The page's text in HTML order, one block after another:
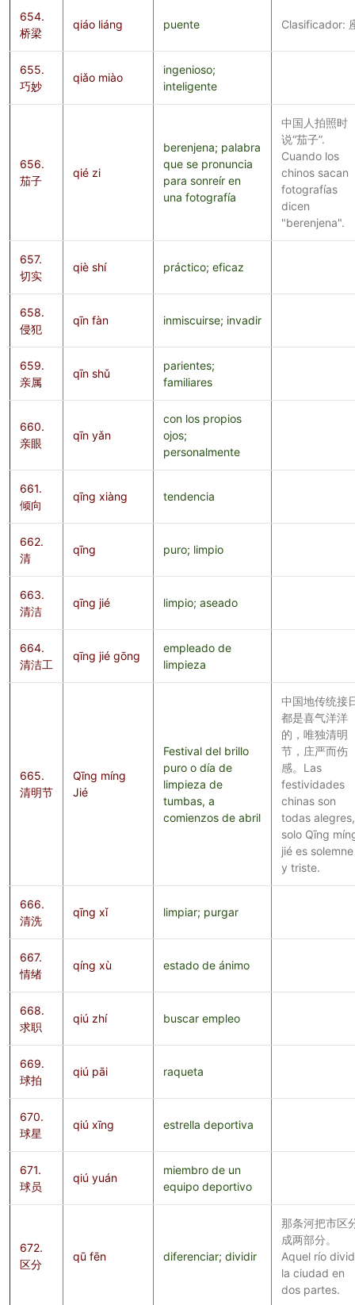
654.
桥梁
qiáo liáng puente Clasificador:
655.
巧妙
qiǎo miào
ingenioso;
inteligente
656.
茄子
qié zi
berenjena; palabra
que se pronuncia
para sonreír en
una fotografía
中国人拍照时
说“茄子”.
Cuando los
chinos sacan
fotografías
dicen
"berenjena".
657.
切实
qiè shí práctico; eficaz
658.
侵犯
qīn fàn inmiscuirse; invadir
659.
亲属
qīn shǔ
parientes;
familiares
660.
亲眼
qīn yǎn
con los propios
ojos;
personalmente
661.
倾向
qīng xiàng tendencia
662.
清
qīng puro; limpio
663.
清洁
qīng jié limpio; aseado
664.
清洁工
qīng jié gōng
empleado de
limpieza
665.
清明节
Qīng míng
Jié
Festival del brillo
puro o día de
limpieza de
tumbas, a
comienzos de abril
中国地传统接
都是喜气洋洋
的，唯独清明
节，庄严而伤
感。Las
festividades
chinas son
todas alegres,
solo Qīng
jié es solemne
y triste.
666.
清洗
qīng xǐ limpiar; purgar
667.
情绪
qíng xù estado de ánimo
668.
求职
qiú zhí buscar empleo
669.
球拍
qiú pāi raqueta
670.
球星
qiú xīng estrella deportiva
671.
球员
qiú yuán
miembro de un
equipo deportivo
672.
区分
qū fēn diferenciar; dividir
那条河把市区
成两部分。
Aquel río
la ciudad en
dos partes.